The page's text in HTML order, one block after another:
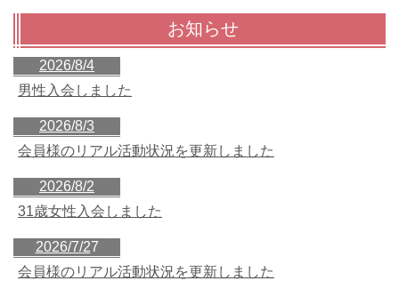
お知らせ
2026/8/4
男性入会しました
2026/8/3
会員様のリアル活動状況を更新しました
2026/8/2
31歳女性入会しました
2026/7/27
会員様のリアル活動状況を更新しました